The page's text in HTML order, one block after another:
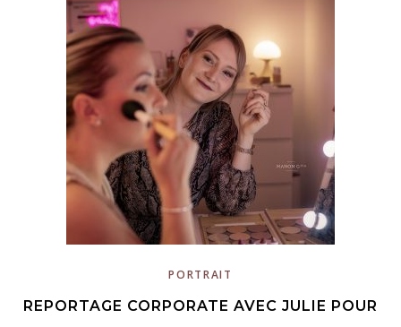
PORTRAIT
REPORTAGE CORPORATE AVEC JULIE POUR